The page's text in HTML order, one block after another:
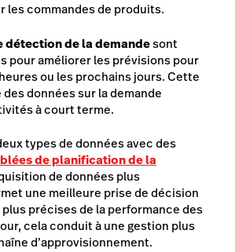
les commandes de produits.
détection de la demandesont
pour améliorer les prévisions pour
ou les prochains jours. Cette
données sur la demande
à court terme.
types de données avec des
de planification de la
de données plus
une meilleure prise de décision
précises de la performance des
cela conduit à une gestion plus
d’approvisionnement.